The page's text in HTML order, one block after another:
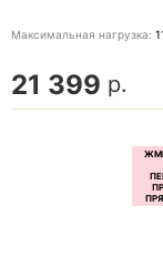
Максимальная нагрузка:
21 399 р.